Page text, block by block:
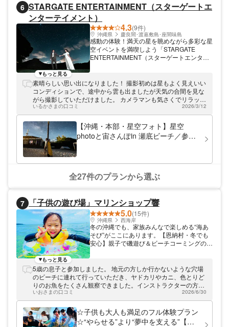
で、早めの席確保をオススメいたします！
6 STARGATE ENTERTAINMENT（スターゲートエ
ンターテイメント）
4.3(9件)
沖縄県 慶良間･渡嘉敷島･座間味島
感動の体験！満天の星を眺めながら多彩な星
空イベントを満喫しよう「STARGATE
ENTERTAINMENT（スターゲートエンター
下、星の案内人が宇宙や星座について楽しく
解説。プロカメラマンの撮影つきなど様々な
プランをお選び頂けます。有名リゾートホテ
ルや観光施設が会場なのでアクセスも便利で
す。
もっと見る
素晴らしい思い出になりました！ 撮影初めは星もよく見えいい
コンディションで、途中から雲も出ましたが天気の合間を見な
がら撮影していただけました。 カメラマンも気さくでリラック
スした感じででき、とても楽しかったです。 ありがとうござい
ました。
いるかさまの口コミ 2026/3/12
【沖縄・本部・星空フォト】星空
photoと宙さんぽin 瀬底ビーチ／参加
別割引中
全27件のプランから選ぶ
7
「子供の遊び場」マリンショップ響
5.0(15件)
沖縄県 西海岸
冬の沖縄でも、家族みんなで楽しめる“海あ
そび”がここにあります。【恩納村・冬でも
安心】親子で磯遊び＆ビーチコーミングのエ
遊びのプランです。 まずは磯遊びからスタ
ート！干潮の時間に姿を見せる岩場や浅瀬を
歩きながら、小さなカニやヤドカリ、ヒトデ
など、さまざまな生き物を探して観察しま
す。インストラクターが一緒に回るので、
「これは何？」「触っても大丈夫？」などの
質問にも安心して答えてもらえます。小さな
お子さまでも安全に楽しめるようペースを合
もっと見る
5歳の息子と参加しました。 地元の方しか行かないような穴場
のビーチに連れて行っていただき、ヤドカリやカニ、色とりど
りのお魚をたくさん観察できました。インストラクターの方が
子どもにも優しく丁寧に接してくださったので、安心して楽し
むことができ、家族にとってかけがえのない思い出になりまし
た。シャワーや更衣室も整っており、小さな子ども連れでも快
適に過ごせる点もありがたかったです。
いおさまの口コミ 2026/6/30
☆子供も大人も満足のフル体験プラン
☆“やらせる”より“夢中を支える”【恩